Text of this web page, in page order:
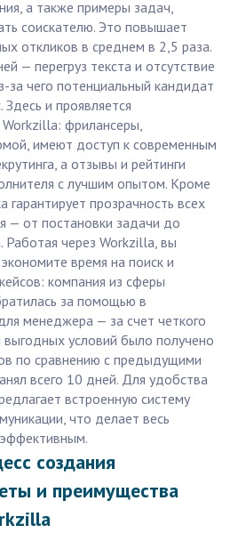
а также примеры задач,
соискателю. Это повышает
откликов в среднем в 2,5 раза.
— перегруз текста и отсутствие
за чего потенциальный кандидат
и проявляется
фрилансеры,
имеют доступ к современным
а отзывы и рейтинги
с лучшим опытом. Кроме
гарантирует прозрачность всех
— от постановки задачи до
Работая через Workzilla, вы
время на поиск и
компания из сферы
за помощью в
менеджера — за счет четкого
выгодных условий было получено
по сравнению с предыдущими
всего 10 дней. Для удобства
встроенную систему
что делает весь
создания
и преимущества